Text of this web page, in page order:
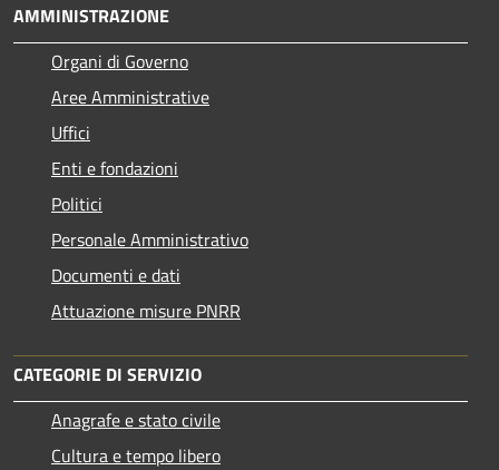
AMMINISTRAZIONE
Organi di Governo
Aree Amministrative
Uffici
Enti e fondazioni
Politici
Personale Amministrativo
Documenti e dati
Attuazione misure PNRR
CATEGORIE DI SERVIZIO
Anagrafe e stato civile
Cultura e tempo libero